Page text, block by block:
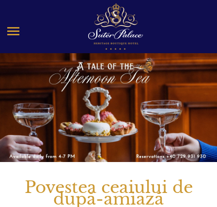
Povestea ceaiului de
după-amiază